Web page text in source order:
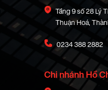
Tầng 9 số 28 Lý
Thuận Hoá,
0234 388 2882
Chi nhánh Hồ